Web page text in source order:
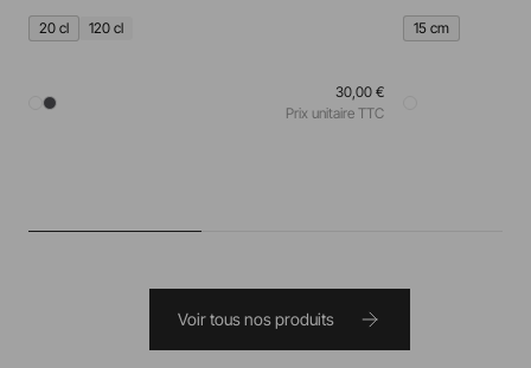
20 cl 120 cl
30,00 €
Prix unitaire TTC
15 cm
Voir tous nos produits